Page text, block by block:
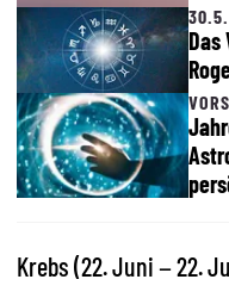
Das
Krebs (22. Juni – 22.